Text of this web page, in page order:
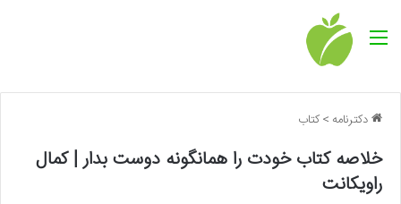
منو
دکترنامه >کتاب
خلاصه کتاب خودت را همانگونه دوست بدار | کمال
راویکانت